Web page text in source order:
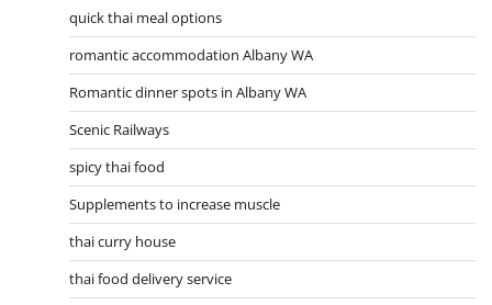
quick thai meal options
romantic accommodation Albany WA
Romantic dinner spots in Albany WA
Scenic Railways
spicy thai food
Supplements to increase muscle
thai curry house
thai food delivery service